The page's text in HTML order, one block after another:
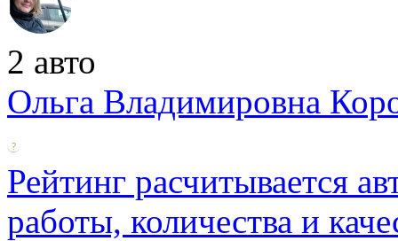
2 авто
Ольга Владимировна
Рейтинг расчитывается
работы, количества и